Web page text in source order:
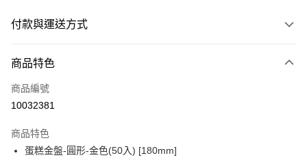
付款與運送方式
信用卡一次付款
超商取貨付款
Apple Pay
商品特色
商品編號
10032381
商品特色
蛋糕金盤-圓形-金色(50入) [180mm]